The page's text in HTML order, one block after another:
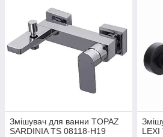
Змішувач для ванни TOPAZ
SARDINIA TS 08118-H19
LEXI